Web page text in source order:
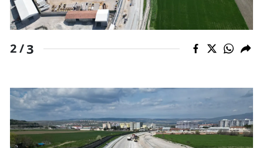
Kırşehir
Konya
Kütahya
Malatya
2 /3